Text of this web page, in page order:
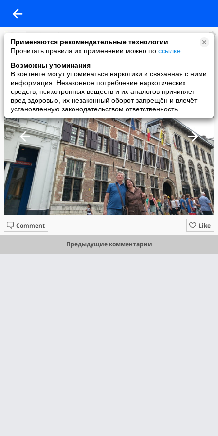
Применяются рекомендательные технологии
Прочитать правила их применении можно по ссылке
Возможны упоминания
В контенте могут упоминаться наркотики и связанная с ними
информация. Незаконное потребление наркотических
средств, психотропных веществ и их аналогов причиняет
вред здоровью, их незаконный оборот запрещён и влечёт
установленную законодательством ответственность
Dmitry Zaitsev
added a photo
21 Jul в 14:28
Like
Comment
Предыдущие комментарии